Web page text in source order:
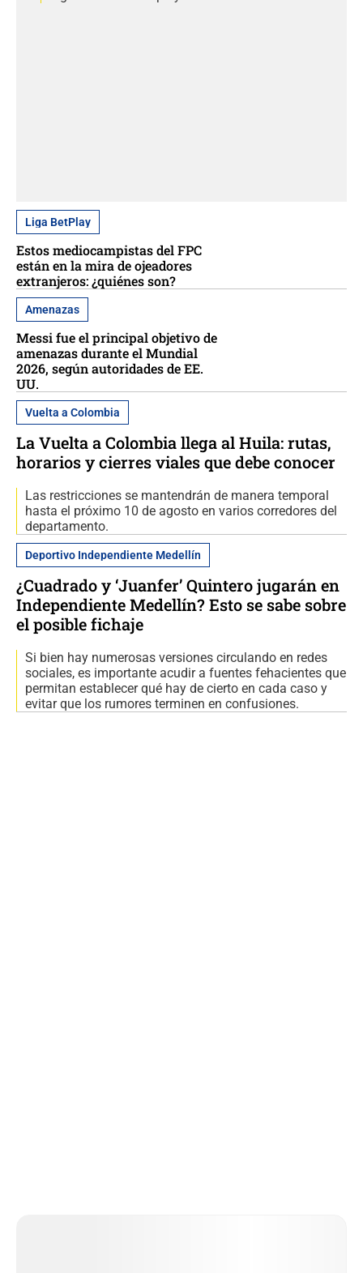
Liga BetPlay
Estos mediocampistas del FPC
están en la mira de ojeadores
extranjeros: ¿quiénes son?
Amenazas
Messi fue el principal objetivo de
amenazas durante el Mundial
2026, según autoridades de EE.
UU.
Vuelta a Colombia
La Vuelta a Colombia llega al Huila: rutas,
horarios y cierres viales que debe conocer
Las restricciones se mantendrán de manera temporal
hasta el próximo 10 de agosto en varios corredores del
departamento.
Deportivo Independiente Medellín
¿Cuadrado y ‘Juanfer’ Quintero jugarán en
Independiente Medellín? Esto se sabe sobre
el posible fichaje
Si bien hay numerosas versiones circulando en redes
sociales, es importante acudir a fuentes fehacientes que
permitan establecer qué hay de cierto en cada caso y
evitar que los rumores terminen en confusiones.